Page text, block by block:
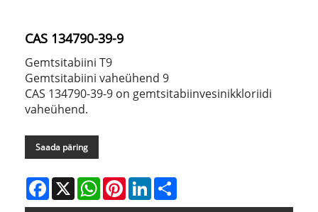
CAS 134790-39-9
Gemtsitabiini T9
Gemtsitabiini vaheühend 9
CAS 134790-39-9 on gemtsitabiinvesinikkloriidi
vaheühend.
Saada päring
Facebook
X WhatsAppPinterestLinkedIn